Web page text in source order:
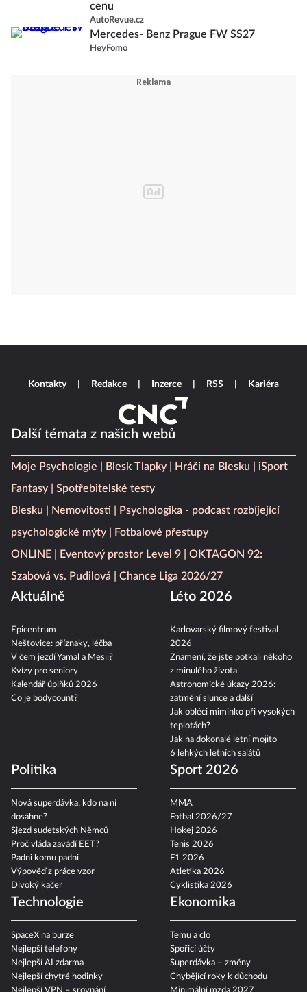
cenu
AutoRevue.cz
Mercedes- Benz Prague FW SS27
HeyFomo
Další témata z našich webů
Moje Psychologie Blesk Tlapky Hráči na Blesku
iSport
Fantasy
Spotřebitelské testy
Blesku
Nemovitosti
Psychologika - podcast rozbíjející
psychologické mýty
Fotbalové přestupy
ONLINE
Eventový prostor Level 9
OKTAGON 92:
Szabová vs. Pudilová
Chance Liga 2026/27
Aktuálně
Epicentrum
Neštovice: příznaky, léčba
V čem jezdí Yamal a Mesii?
Kvízy pro seniory
Kalendář úplňků 2026
Co je bodycount?
Léto 2026
Karlovarský filmový festival
2026
Znamení, že jste potkali někoho
z minulého života
Astronomické úkazy 2026:
zatmění slunce a další
Jak obléci miminko při vysokých
teplotách?
Jak na dokonalé letní mojito
6 lehkých letních salátů
Politika
Nová superdávka: kdo na ní
dosáhne?
Sjezd sudetských Němců
Proč vláda zavádí EET?
Padni komu padni
Výpověď z práce vzor
Divoký kačer
Sport 2026
MMA
Fotbal 2026/27
Hokej 2026
Tenis 2026
F1 2026
Atletika 2026
Cyklistika 2026
Technologie
SpaceX na burze
Nejlepší telefony
Nejlepší AI zdarma
Nejlepší chytré hodinky
Ekonomika
Temu a clo
Spořicí účty
Superdávka – změny
Chybějící roky k důchodu
Kontakty Redakce Inzerce RSS Kariéra